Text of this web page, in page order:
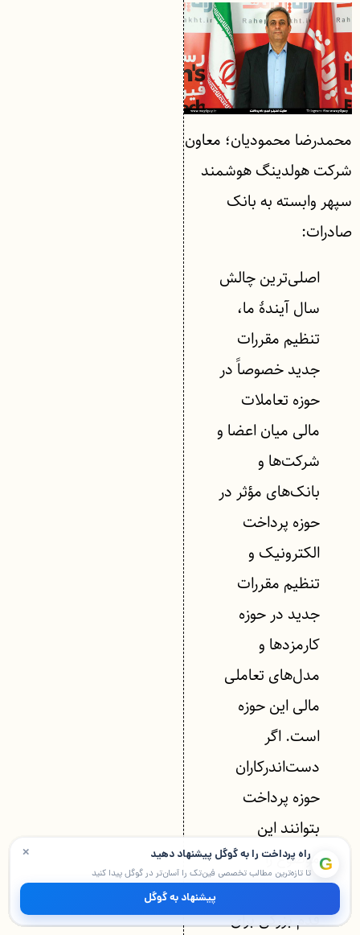
محمدرضا محمودیان؛ معاون
شرکت هولدینگ هوشمند
سپهر وابسته به بانک
صادرات:
اصلی‌ترین چالش
سال آیندۀ ما،
تنظیم مقررات
جدید خصوصاً در
حوزه تعاملات
مالی میان اعضا و
شرکت‌ها و
بانک‌های مؤثر در
حوزه پرداخت
الکترونیک و
تنظیم مقررات
جدید در حوزه
کارمزدها و
مدل‌های تعاملی
مالی این حوزه
است. اگر
دست‌اندرکاران
حوزه پرداخت
بتوانند این
موضوع را
ساماندهی کنند،
قدم بزرگی برای
× G راه پرداخت را به گوگل پیشنهاد دهید
تا تازه‌ترین مطالب تخصصی فین‌تک را آسان‌تر در گوگل پیدا کنید
پیشنهاد به گوگل